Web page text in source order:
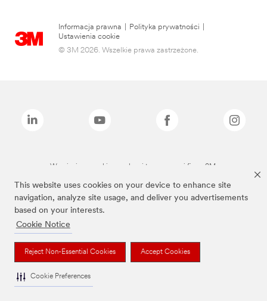
This website uses cookies on your device to enhance site
navigation, analyze site usage, and deliver you advertisements
based on your interests.
Cookie Notice
Reject Non-Essential Cookies Accept Cookies
Cookie Preferences
Informacja prawna Polityka prywatności
Ustawienia cookie
© 3M 2026. Wszelkie prawa zastrzeżone.
Wymienione marki są znakami towarowymi firmy 3M.